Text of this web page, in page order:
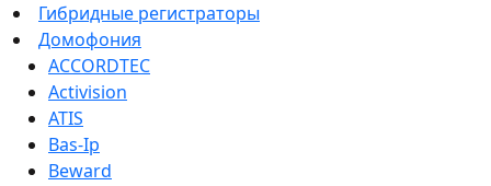
Гибридные регистраторы
Домофония
ACCORDTEC
Activision
ATIS
Bas-Ip
Beward